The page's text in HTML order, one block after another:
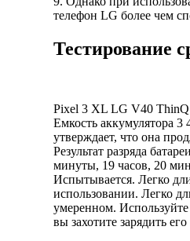
телефон LG более чем
Тестирование
Pixel 3 XL LG V40 ThinQ
Емкость аккумулятора
утверждает, что она
Результат разряда
минуты, 19 часов, 20
Испытывается. Легко
использовании. Легко
умеренном.
вы захотите зарядить